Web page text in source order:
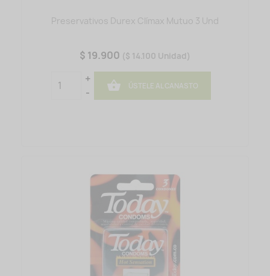
Preservativos Durex Clímax Mutuo 3 Und
$ 19.900 ($ 14.100 Unidad)
+
-
 ÚSTELE AL CANASTO